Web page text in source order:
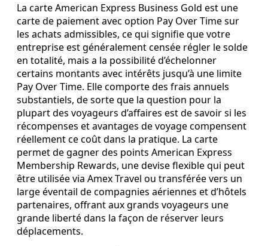
La carte American Express Business Gold est une
carte de paiement avec option Pay Over Time sur
les achats admissibles, ce qui signifie que votre
entreprise est généralement censée régler le solde
en totalité, mais a la possibilité d’échelonner
certains montants avec intérêts jusqu’à une limite
Pay Over Time. Elle comporte des frais annuels
substantiels, de sorte que la question pour la
plupart des voyageurs d’affaires est de savoir si les
récompenses et avantages de voyage compensent
réellement ce coût dans la pratique. La carte
permet de gagner des points American Express
Membership Rewards, une devise flexible qui peut
être utilisée via Amex Travel ou transférée vers un
large éventail de compagnies aériennes et d’hôtels
partenaires, offrant aux grands voyageurs une
grande liberté dans la façon de réserver leurs
déplacements.